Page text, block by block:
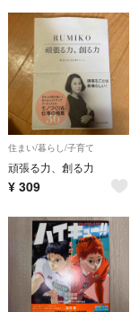
住まい/暮らし/子育て
頑張る力、創る力
¥ 309